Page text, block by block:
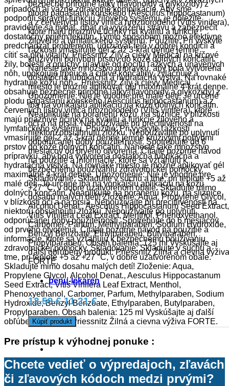
bezpečné prírodné látky (flavonoidy a glykozidy) z
plodu pagaštanu konského (Aesculus hippocastanum)
a z červených listov viniča hroznorodého (Vitis vinifera),
ktoré majú priaznivé účinky na kvalitu a funkcie
žilového a lymfatického systému. Použitie: Pri výskyte
ťažkostí vmasírujte gél 2 až 3-krát denne jemne
krúživými pohybmi prstov do kože dolných končatín.
Naneste také množstvo prípravku, aby bola vytvorená
dostatočná lubrikačná a hydratačná vrstva. Na rovnaké
miesto je možné aplikovať gél maximálne 4-krát denne.
Upozornenie: Nie je vhodné pre malé deti. Je určené
iba na vonkajšiu aplikáciu na kožu dolných končatín.
Neaplikujte na poranenú kožu, na sliznice, v blízkosti
očí a na prsia. Nepoužívajte pri precitlivenosti na
niektorú obsiahnutú zložku. Nepoužívajte po uplynutí
odporúčanej doby použiteľnosti. Spotrebujte do 6
mesiacov od prvého otvorenia. Čítajte pozorne návod
na použitie a informácie, ktoré sa vzťahujú k
bezpečnému používaniu zdravotníckej pomôcky.
Skladovanie: Skladujte v suchu a tme, pri teplote +5 až
+27 °C, v dobre uzatvorenom obale. Skladujte mimo
dosahu malých detí! Zloženie: Aqua, Propylene Glycol,
Alcohol Denat., Aesculus Hippocastanum Seed Extract,
Vitis Vinifera Leaf Extract, Menthol, Phenoxyethanol,
Carbomer, Parfum, Methylparaben, Sodium Hydroxide,
Benzyl Benzoate, Ethylparaben, Butylparaben,
Propylparaben. Obsah balenia: 125 ml Vyskúšajte aj
ďalší obľúbený produkt: Priessnitz Žilná a cievna výživa
FORTE.
benu-lekaren
12.59 € 11.21 €
Kúpiť produkt
prípadoch aj vážne zdravotné komplikácie. Aby sme
podporili správnu funkciu žilového systému, je dôležité
pravidelne sa hýbať, dbať na vyváženú stravu a zabezpečiť
dostatočný príjem tekutín. Týmto spôsobom možno efektívne
predchádzať problémom, udržiavať telo v dobrej kondícii a
cítiť sa plní vitality. Priessnitz Žily a cievy Medical na kŕčové
žily, bolesti a opuchy, uľavuje od pocitu ťažkých a unavených
nôh, upokojuje tŕpnuce a citlivé končatiny, zvláčňuje a
hydratuje kožu nôh. Priessnitz Žily a cievy Medical
obsahuje bezpečné prírodné látky (flavonoidy a glykozidy) z
plodu pagaštanu konského (Aesculus hippocastanum) a z
červených listov viniča hroznorodého (Vitis vinifera), ktoré
majú priaznivé účinky na kvalitu a funkcie žilového a
lymfatického systému. Použitie: Pri výskyte ťažkostí
vmasírujte gél 2 až 3-krát denne jemne krúživými pohybmi
prstov do kože dolných končatín. Naneste také množstvo
prípravku, aby bola vytvorená dostatočná lubrikačná a
hydratačná vrstva. Na rovnaké miesto je možné aplikovať gél
maximálne 4-krát denne. Upozornenie: Nie je vhodné pre
malé deti. Je určené iba na vonkajšiu aplikáciu na kožu
dolných končatín. Neaplikujte na poranenú kožu, na sliznice,
v blízkosti očí a na prsia. Nepoužívajte pri precitlivenosti na
niektorú obsiahnutú zložku. Nepoužívajte po uplynutí
odporúčanej doby použiteľnosti. Spotrebujte do 6 mesiacov
od prvého otvorenia. Čítajte pozorne návod na použitie a
informácie, ktoré sa vzťahujú k bezpečnému používaniu
zdravotníckej pomôcky. Skladovanie: Skladujte v suchu a
tme, pri teplote +5 až +27 °C, v dobre uzatvorenom obale.
Skladujte mimo dosahu malých detí! Zloženie: Aqua,
Propylene Glycol, Alcohol Denat., Aesculus Hippocastanum
Seed Extract, Vitis Vinifera Leaf Extract, Menthol,
Phenoxyethanol, Carbomer, Parfum, Methylparaben, Sodium
Hydroxide, Benzyl Benzoate, Ethylparaben, Butylparaben,
Propylparaben. Obsah balenia: 125 ml Vyskúšajte aj ďalší
obľúbený produkt: Priessnitz Žilná a cievna výživa FORTE.
Pre prístup k výhodnej ponuke :
Chcete vedieť o výpredajoch, zľavách
či zľavových kódoch medzi prvými?